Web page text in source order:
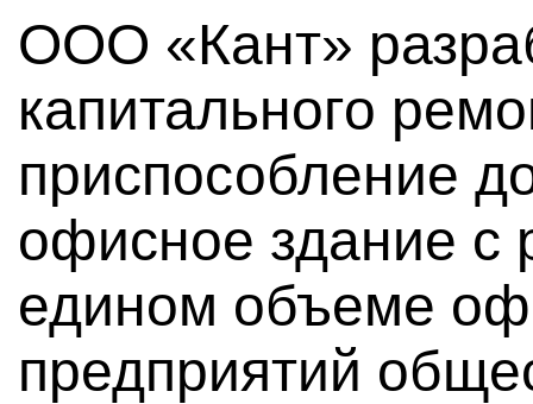
ООО «Кант»
капитального
приспособление
офисное здание
едином объеме
предприятий